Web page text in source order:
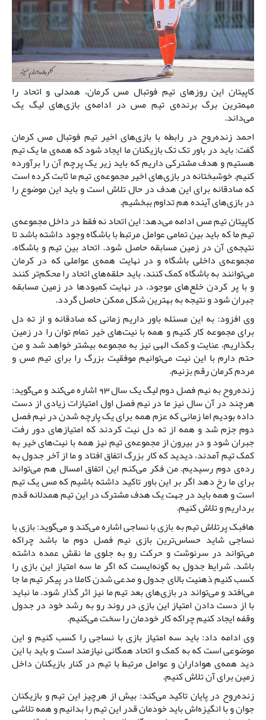
کاپیتان این روزهای تیم فوتبال مس کرمان، همدلی و اتحاد را
مهمترین برگ برنده‌ی تیم مس در ادامه‌ی بازی‌های لیگ یک
می‌داند.
احمد زنده‌روح در رابطه با بازی‌های اخیر تیم فوتبال مس کرمان
گفت: باید در باور تک تک بازیکنان ما ایجاد شود که همه‌ی ما یک تیم
هستیم و هدف مشترکی داریم که باید زیر یک پرچم آن را برآورده
کنیم. خوشبختانه در بازی‌های اخیر مجموعه‌ی تیم ما ثابت کرده است
که صادقانه برای این هدف در حال تلاش است و باید این موضوع را
در بازی‌های آینده هم تداوم ببخشیم.
کاپیتان تیم مس ادامه می‌دهد: این اتحاد نه فقط در داخل مجموعه‌ی
تیم ما که باید بین تمامی عوامل مرتبط با باشگاه وجود داشته باشد تا
نتیجه‌ی آن در زمین مسابقه حاصل شود. اتحاد بین تیم و باشگاه،
مجموعه‌ی داخلی باشگاه و در نهایت همه‌ی عواملی که در کرمان
می‌توانند به باشگاه کمک کنند، باید حلقه‌های اتحاد را محکم‌تر کنند
و با پر کردن خلع‌های موجود، در نهایت کمبودها در زمین مسابقه
جبران شود و نتیجه به بهترین شکل ممکن حاصل گردد.
وی افزود: به این مسئله باور داریم زمانی که صادقانه و از ته دل
برای مجموعه کار کنیم و همه با نیت‌های خیر تمام توان را در زمین
بگذاریم، عنایت و کمک الهی نیز به مجموعه بیشتر خواهد شد و من
حتم دارم با این نیت می‌توانیم موفقیت بزرگ را برای تیم مس و
مردم کرمان رقم بزنیم.
زنده‌روح به نیم فصل دوم لیگ یک سال 93 اشاره می‌کند و می‌گوید:
هرچند در آن سال نیز ما در نیم فصل اول امتیازات زیادی از دست
داده بودیم اما زمانی که عزم همه برای یک پارچه شدن در نیم فصل
دوم جزم شد و همه از ته دل نیت کردند که امتیازهای دور رفت
جبران شود و در بیرون از مجموعه‌ی تیم نیز همه با نیت‌های خیر به
کمک تیم آمدند، دیدید که کار بزرگ اتفاق افتاد و ما از آخر جدول به
رده‌ی دوم رسیدیم. من فکر می‌کنم این اتفاق امسال هم می‌تواند
برای ما رخ دهد اگر بر این باور تاکید داشته باشیم که مس یک تیم
است و همه باید در جهت یک هدف مشترک در این تیم همدلانه قدم
برداریم و تلاش کنیم.
هافبک پرتلاش تیم به بازی با نساجی اشاره می‌کند و می‌گوید: بازی با
نساجی شاید حساس‌ترین بازی نیم فصل دوم ما باشد چراکه
می‌تواند در سرنوشت و حرکت رو به جلوی ما نقش عمده داشته
باشد. شرایط جدول به گونه‌ایست که اگر ما سه امتیاز این بازی را
کسب کنیم ذهنیت بالای جدول و مدعی شدن کاملا در پیکر تیم ما جا
می‌افتد و می‌تواند در بازی‌های بعد تیم ما نیز اثر گذار شود. ما نباید
با از دست دادن امتیاز این بازی در روند رو به رشد خود در جدول
وقفه ایجاد کنیم چراکه کار خودمان را سخت می‌کنیم.
وی ادامه داد: باید سه امتیاز بازی با نساجی را کسب کنیم و این
موضوعی است که به کمک و اتحاد همگانی نیازمند است و باید با این
دید همه‌ی هواداران و عوامل مرتبط با تیم در کنار بازیکنان داخل
زمین برای آن تلاش کنیم.
زنده‌روح در پایان تاکید می‌کند: بیش از هرچیز این تیم و بازیکنان
جوان و با انگیزه‌اش باید خودمان قدر این تیم را بدانیم و همه تلاشی